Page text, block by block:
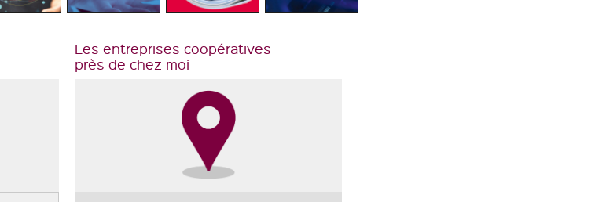
Les entreprises coopératives
près de chez moi